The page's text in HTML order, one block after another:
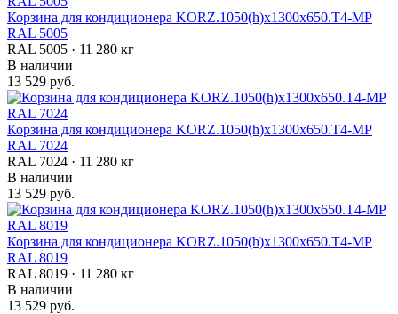
Корзина для кондиционера KORZ.1050(h)x1300x650.T4-МP
RAL 5005
RAL 5005 · 11 280 кг
В наличии
13 529 руб.
Корзина для кондиционера KORZ.1050(h)x1300x650.T4-МP
RAL 7024
RAL 7024 · 11 280 кг
В наличии
13 529 руб.
Корзина для кондиционера KORZ.1050(h)x1300x650.T4-МP
RAL 8019
RAL 8019 · 11 280 кг
В наличии
13 529 руб.